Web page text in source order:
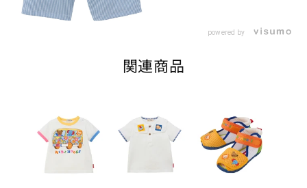
powered by
関連商品